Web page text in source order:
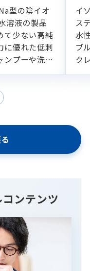
型の陰イオ
溶液の製品
て少ない高純
に優れた低刺
ンプーや洗顔
剤に適してい
イ
ス
水
ブ
ク
ンテンツ